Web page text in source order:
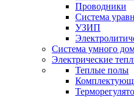
Проводники
Система
УЗИП
Система умного
Электрические
Теплые полы